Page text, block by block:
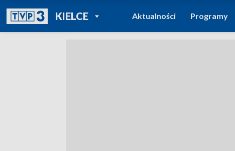
KIELCEPOWRÓT DO
TVP REGIONY
Aktualności Programy